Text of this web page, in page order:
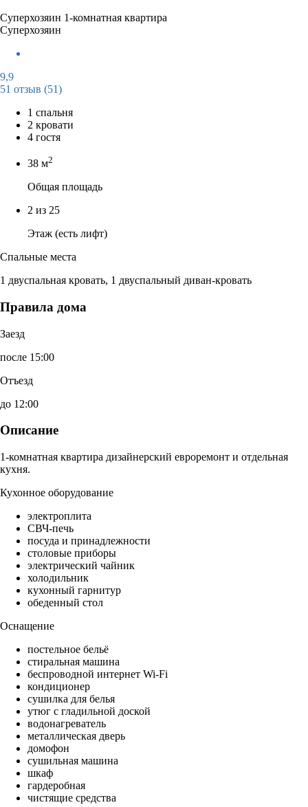
Суперхозяин 1-комнатная квартира
Суперхозяин
9,9
51 отзыв (51)
1 спальня
2 кровати
4 гостя
38 м2
Общая площадь
2 из 25
Этаж (есть лифт)
Спальные места
1 двуспальная кровать, 1 двуспальный диван-кровать
Правила дома
Заезд
после 15:00
Отъезд
до 12:00
Описание
1-комнатная квартира дизайнерский евроремонт и отдельная
кухня.
Кухонное оборудование
электроплита
СВЧ-печь
посуда и принадлежности
столовые приборы
электрический чайник
холодильник
кухонный гарнитур
обеденный стол
Оснащение
постельное бельё
стиральная машина
беспроводной интернет Wi-Fi
кондиционер
сушилка для белья
утюг с гладильной доской
водонагреватель
металлическая дверь
домофон
сушильная машина
шкаф
гардеробная
чистящие средства